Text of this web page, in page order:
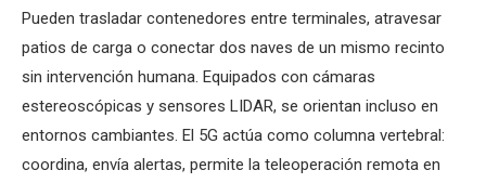
Pueden trasladar contenedores entre terminales, atravesar
patios de carga o conectar dos naves de un mismo recinto
sin intervención humana. Equipados con cámaras
estereoscópicas y sensores LIDAR, se orientan incluso en
entornos cambiantes. El 5G actúa como columna vertebral:
coordina, envía alertas, permite la teleoperación remota en